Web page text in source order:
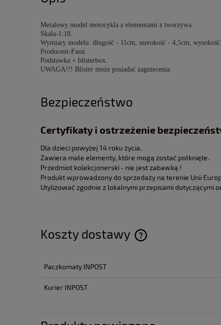
Metalowy model motocykla z elementami z tworzywa.
Skala-1:18.
Wymiary modelu: długość - 11cm, szerokość - 4,5cm,
Producent-Fassi.
Podstawka + blisterbox.
UWAGA!!! Blister może posiadać zagniecenia.
Bezpieczeństwo
Certyfikaty i ostrzeżenie
Dla dzieci powyżej 14 roku życia.
Zawiera małe elementy, które mogą zostać połknięte.
Przedmiot kolekcjonerski - nie jest zabawką !
Produkt wprowadzony do sprzedaży na terenie Unii
Utylizować zgodnie z lokalnymi przepisami dotyczącymi
Koszty dostawy
Paczkomaty INPOST
Kurier INPOST